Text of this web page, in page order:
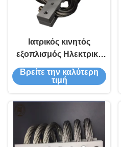
Ιατρικός κινητός
εξοπλισμός Ηλεκτρικό
σχοινί Αμβλυντής
δονήσεων
Βρείτε την καλύτερη
τιμή